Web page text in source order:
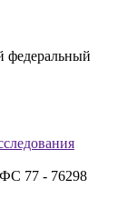
федеральный
77 - 76298